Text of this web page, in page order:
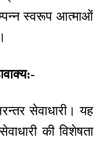
स्वरूप आत्माओं
सेवाधारी। यह
की विशेषता